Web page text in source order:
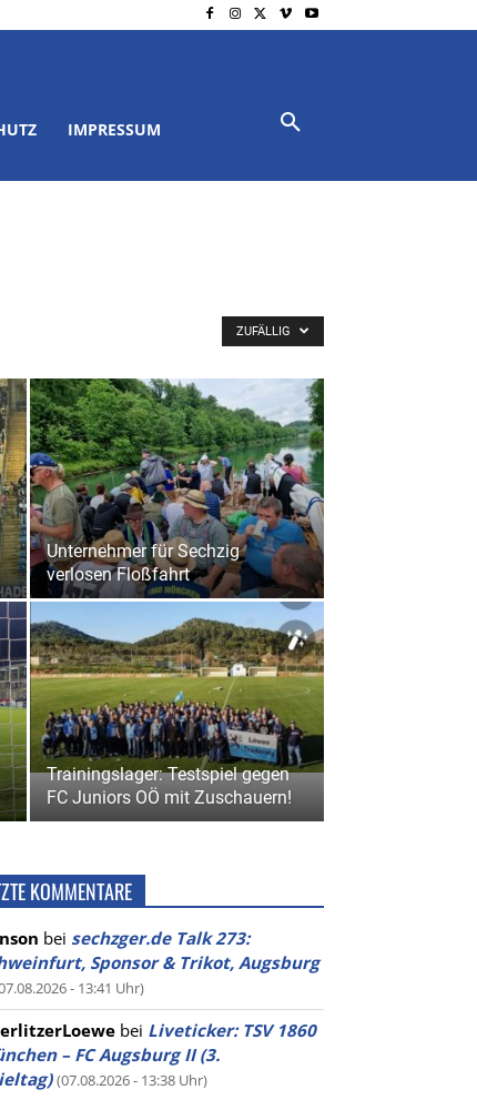
IMPRESSUM
ZUFÄLLIG
Unternehmer für Sechzig
verlosen Floßfahrt
Trainingslager: Testspiel gegen
FC Juniors OÖ mit Zuschauern!
KOMMENTARE
bei sechzger.de Talk 273:
Sponsor & Trikot, Augsburg
- 13:41 Uhr)
bei Liveticker: TSV 1860
– FC Augsburg II (3.
(07.08.2026 - 13:38 Uhr)